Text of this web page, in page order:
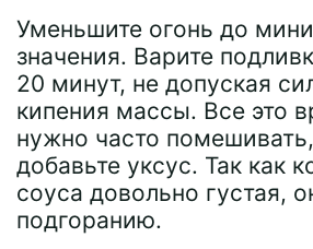
Уменьшите огонь до
значения. Варите
20 минут, не допуская
кипения массы. Все это
нужно часто
добавьте уксус. Так как
соуса довольно густая,
подгоранию.